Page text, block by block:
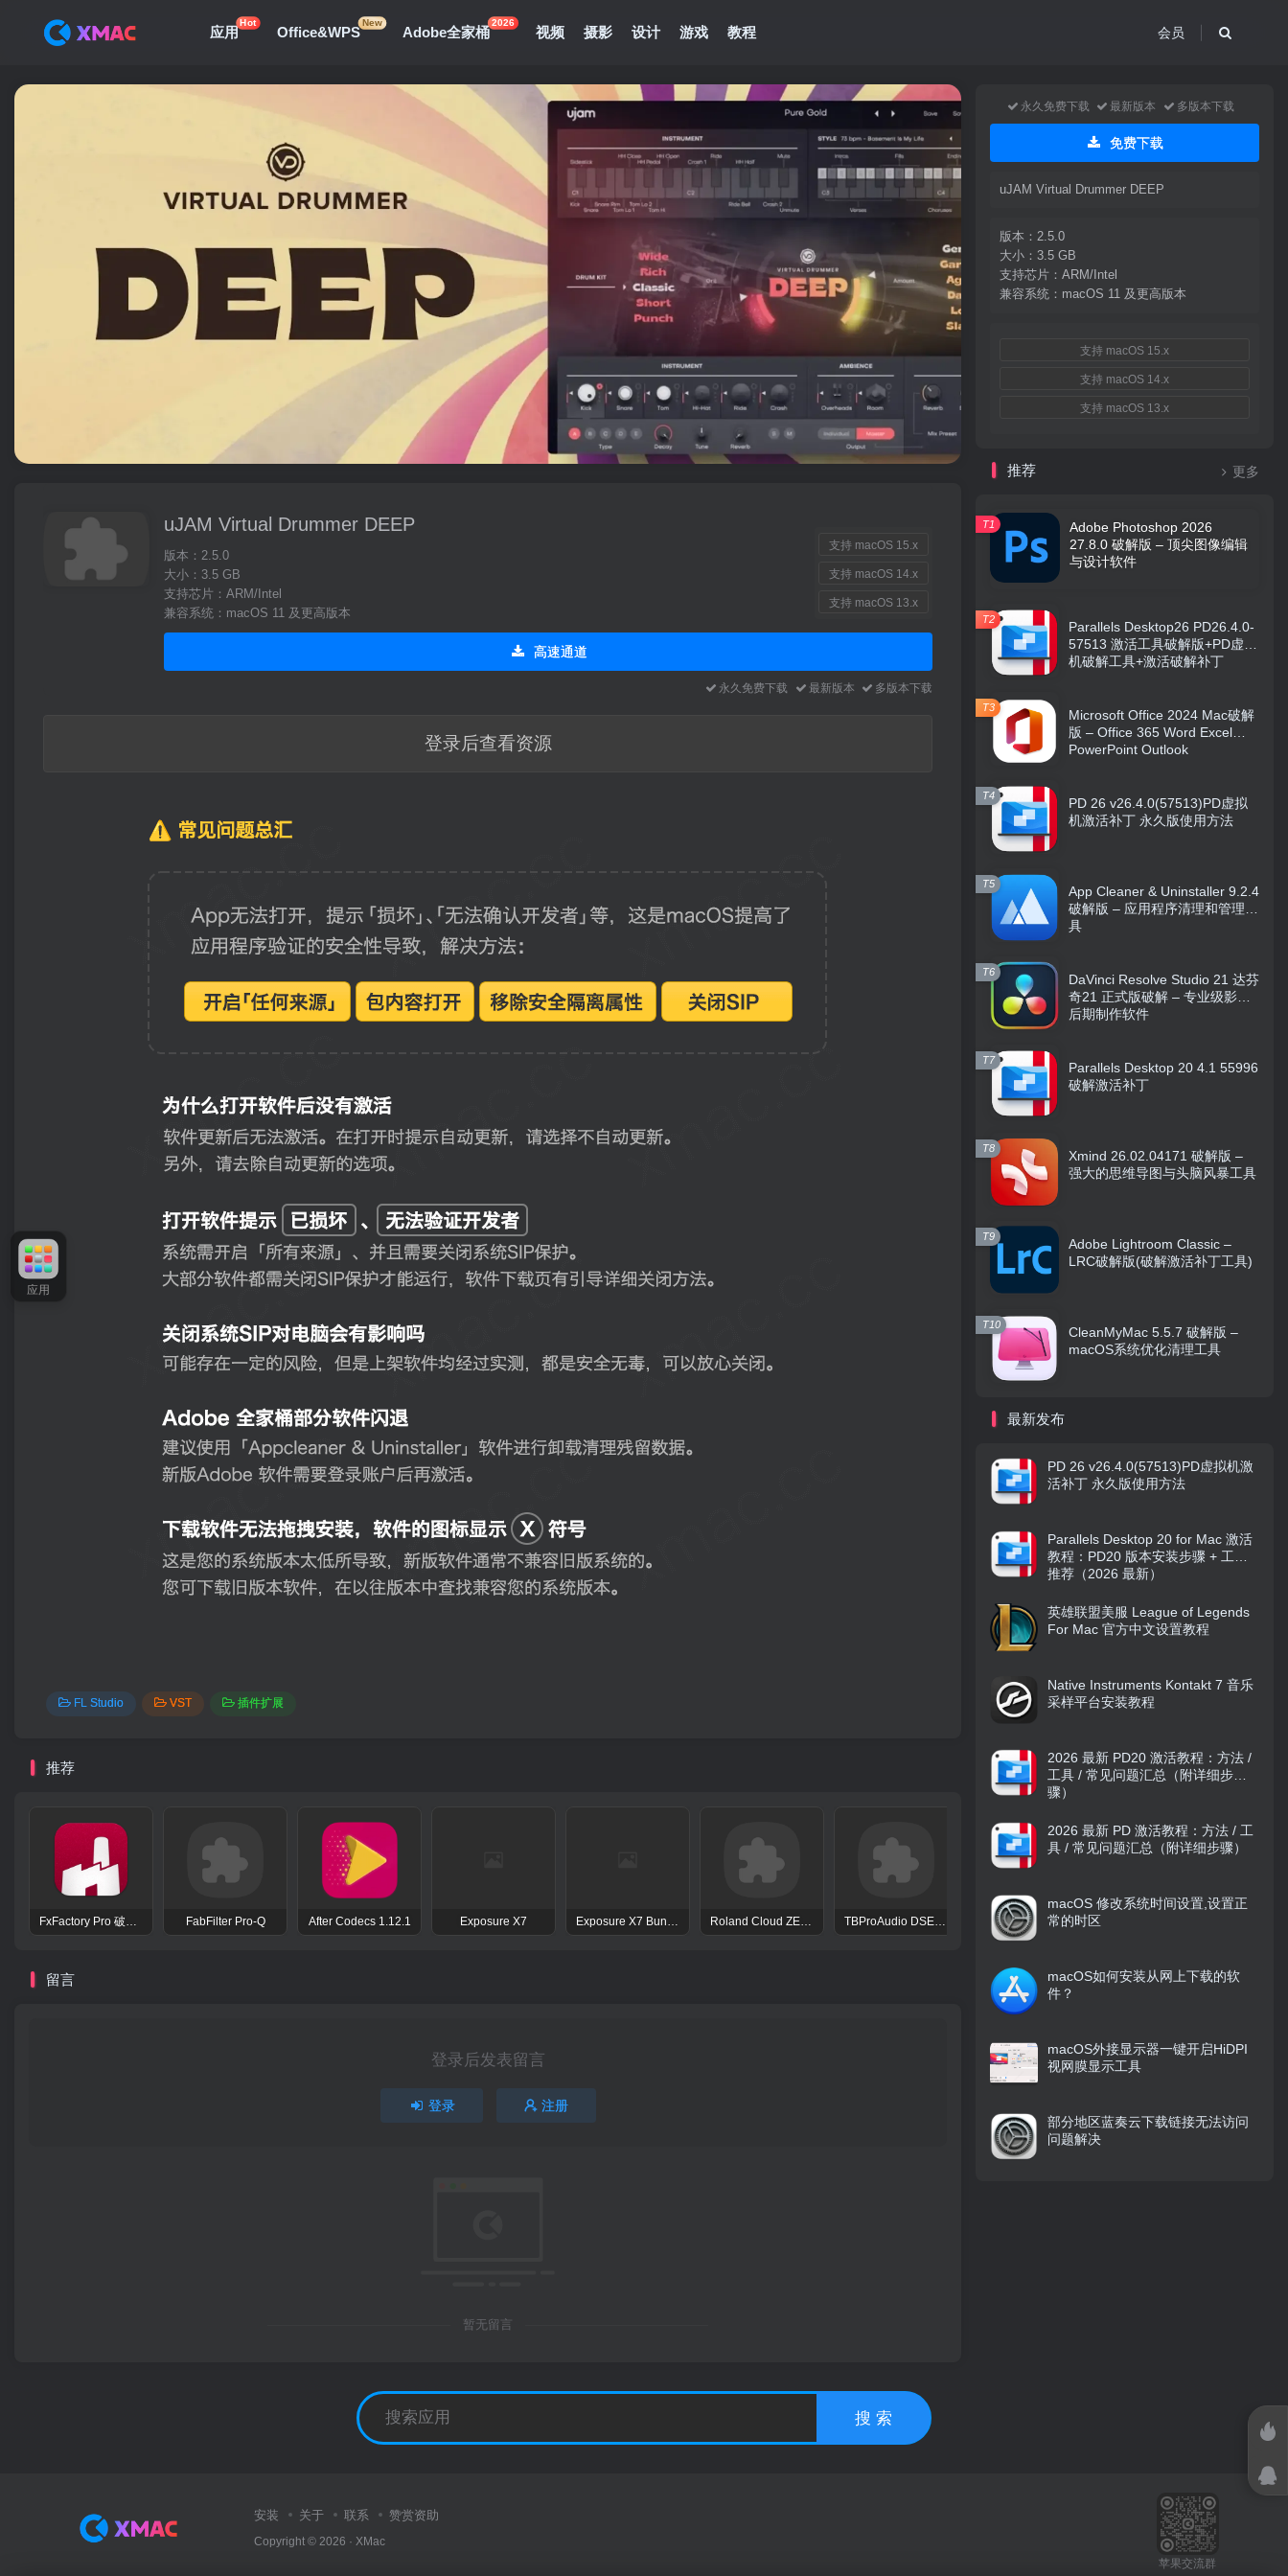
应用
Hot
Office&WPS
New
Adobe全家桶
2026
视频 摄影 设计 游戏 教程 会员
uJAM Virtual Drummer DEEP
版本：2.5.0
大小：3.5 GB
支持芯片：ARM/Intel
兼容系统：macOS 11 及更高版本
高速通道
永久免费下载 最新版本 多版本下载
支持 macOS 15.x
支持 macOS 14.x
支持 macOS 13.x
登录后查看资源
FL Studio VST 插件扩展
推荐
FxFactory Pro 破解版 视觉效果插件工具包 FabFilter Pro-Q After Codecs 1.12.1 Exposure X7 Exposure X7 Bundle Roland Cloud ZENOLOGY Pro Collection TBProAudio DSEQ3 FKFX Obvious Filter
留言
登录后发表留言
登录 注册
暂无留言
永久免费下载 最新版本 多版本下载
免费下载
uJAM Virtual Drummer DEEP
版本：2.5.0
大小：3.5 GB
支持芯片：ARM/Intel
兼容系统：macOS 11 及更高版本
支持 macOS 15.x
支持 macOS 14.x
支持 macOS 13.x
推荐 更多
Adobe Photoshop 2026
27.8.0 破解版 – 顶尖图像编辑
与设计软件
T1
Parallels Desktop26 PD26.4.0-
57513 激活工具破解版+PD虚拟
机破解工具+激活破解补丁
T2
Microsoft Office 2024 Mac破解
版 – Office 365 Word Excel
PowerPoint Outlook
T3
PD 26 v26.4.0(57513)PD虚拟
机激活补丁 永久版使用方法
T4
App Cleaner & Uninstaller 9.2.4
破解版 – 应用程序清理和管理工
具
T5
DaVinci Resolve Studio 21 达芬
奇21 正式版破解 – 专业级影视
后期制作软件
T6
Parallels Desktop 20 4.1 55996
破解激活补丁
T7
Xmind 26.02.04171 破解版 –
强大的思维导图与头脑风暴工具
T8
Adobe Lightroom Classic –
LRC破解版(破解激活补丁工具)
T9
CleanMyMac 5.5.7 破解版 –
macOS系统优化清理工具
T10
最新发布
PD 26 v26.4.0(57513)PD虚拟机激
活补丁 永久版使用方法
Parallels Desktop 20 for Mac 激活
教程：PD20 版本安装步骤 + 工具
推荐（2026 最新）
英雄联盟美服 League of Legends
For Mac 官方中文设置教程
Native Instruments Kontakt 7 音乐
采样平台安装教程
2026 最新 PD20 激活教程：方法 /
工具 / 常见问题汇总（附详细步
骤）
2026 最新 PD 激活教程：方法 / 工
具 / 常见问题汇总（附详细步骤）
macOS 修改系统时间设置,设置正
常的时区
macOS如何安装从网上下载的软
件？
macOS外接显示器一键开启HiDPI
视网膜显示工具
部分地区蓝奏云下载链接无法访问
问题解决
搜 索
安装 关于 联系 赞赏资助
Copyright © 2026 · XMac
苹果交流群
应用